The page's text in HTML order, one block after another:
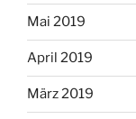
Mai 2019
April 2019
März 2019